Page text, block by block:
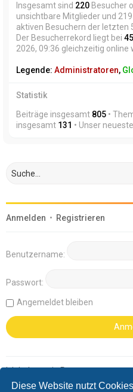
Diese Website nutzt
Insgesamt sind 220 Besucher
unsichtbare Mitglieder und
aktiven Besuchern der letzten
Der Besucherrekord liegt bei
2026, 09:36 gleichzeitig online
Legende: Administratoren,
Statistik
Beiträge insgesamt 805 •
insgesamt 131 • Unser
Anmelden • Registrieren
Benutzername:
Passwort:
Angemeldet bleiben
Ich habe mein Passwort